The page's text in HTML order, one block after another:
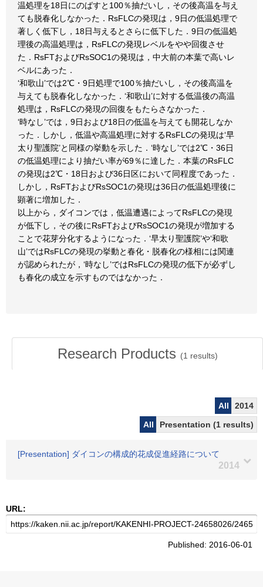
温処理を18日にのばすと100％抽だいし，その後高温を与え
ても脱春化しなかった．RsFLCの発現は，9日の低温処理で
著しく低下し，18日与えるとさらに低下した．9日の低温処
理後の高温処理は，RsFLCの発現レベルをやや回復させ
た．RsFTおよびRsSOC1の発現は，中大前の本葉で高いレ
ベルにあった．
‘和歌山’では2℃・9日処理で100％抽だいし，その後高温を
与えても脱春化しなかった．‘和歌山’に対する低温後の高温
処理は，RsFLCの発現の回復をもたらさなかった．
‘時なし’では，9日および18日の低温を与えても開花しなか
った．しかし，低温や高温処理に対するRsFLCの発現は‘早
太り聖護院’と同様の挙動を示した．‘時なし’では2℃・36日
の低温処理により抽だい率が69％に達した．本葉のRsFLC
の発現は2℃・18日および36日区において同程度であった．
しかし，RsFTおよびRsSOC1の発現は36日の低温処理後に
顕著に増加した．
以上から，ダイコンでは，低温遭遇によってRsFLCの発現
が低下し，その後にRsFTおよびRsSOC1の発現が増加する
ことで花芽分化するようになった．‘早太り聖護院’や‘和歌
山’ではRsFLCの発現の挙動と春化・脱春化の様相には関連
が認められたが，‘時なし’ではRsFLCの発現の低下が必ずし
も春化の成立を示すものではなかった．
Research Products (1 results)
All
2014
All
Presentation (1 results)
[Presentation] ダイコンの構成的花成促進経路について
2014
URL:
Published: 2016-06-01